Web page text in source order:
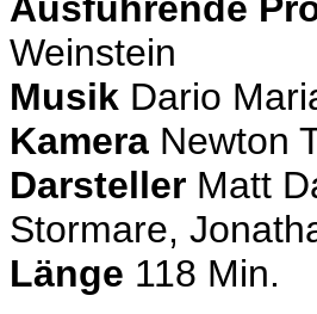
Weinstein
Musik Dario
Kamera Newton
Darsteller Matt
Stormare,
Länge 118 Min.